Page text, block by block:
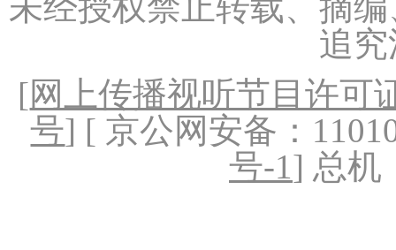
追
[网上传播视听节目许可
号] [ 京公网安备：
号-1] 总机